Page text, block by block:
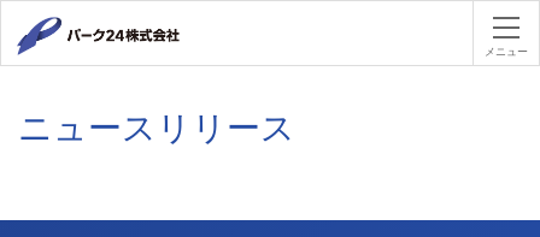
パーク２
メニュー
ニュースリリース